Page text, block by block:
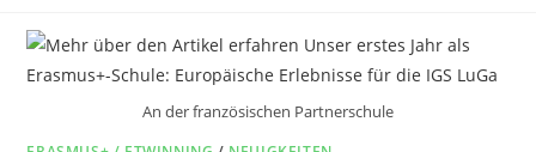
An der französischen Partnerschule